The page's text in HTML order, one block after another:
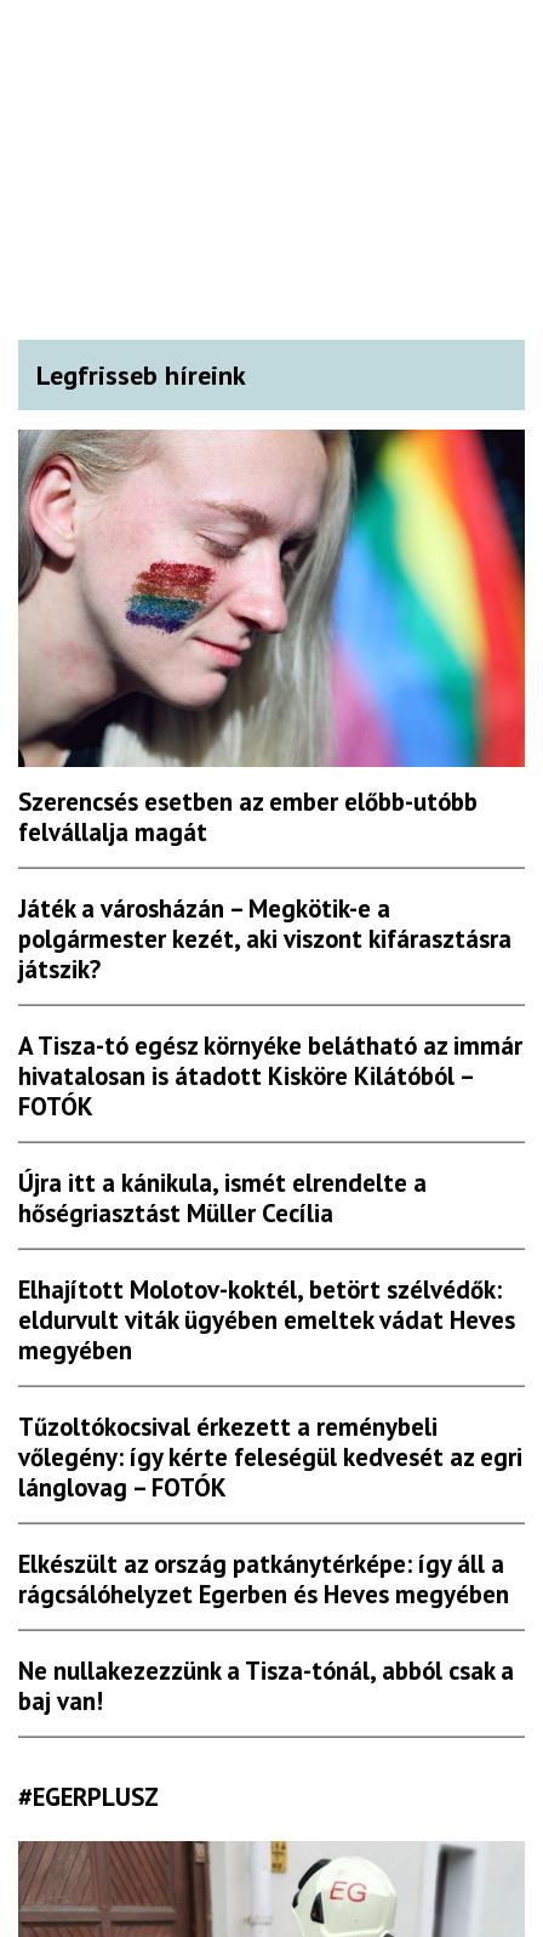
Legfrisseb híreink
Szerencsés esetben az ember előbb-utóbb
felvállalja magát
Játék a városházán – Megkötik-e a
polgármester kezét, aki viszont kifárasztásra
játszik?
A Tisza-tó egész környéke belátható az immár
hivatalosan is átadott Kisköre Kilátóból –
FOTÓK
Újra itt a kánikula, ismét elrendelte a
hőségriasztást Müller Cecília
Elhajított Molotov-koktél, betört szélvédők:
eldurvult viták ügyében emeltek vádat Heves
megyében
Tűzoltókocsival érkezett a reménybeli
vőlegény: így kérte feleségül kedvesét az egri
lánglovag – FOTÓK
Elkészült az ország patkánytérképe: így áll a
rágcsálóhelyzet Egerben és Heves megyében
Ne nullakezezzünk a Tisza-tónál, abból csak a
baj van!
#EGERPLUSZ